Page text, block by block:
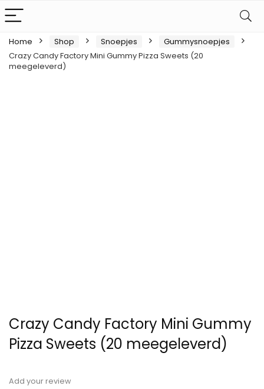
Home Shop Snoepjes
Gummysnoepjes
Crazy Candy Factory Mini Gummy Pizza Sweets (20
meegeleverd)
Crazy Candy Factory Mini Gummy
Pizza Sweets (20 meegeleverd)
Add your review